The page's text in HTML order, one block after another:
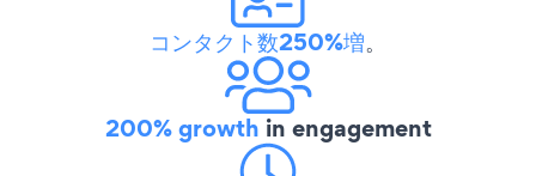
コンタクト数250%増。
200% growth in engagement